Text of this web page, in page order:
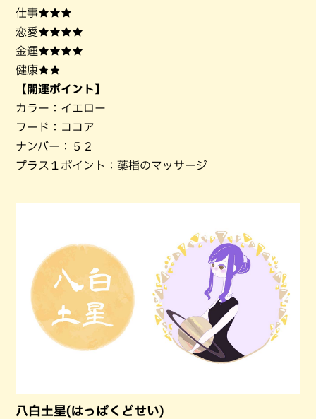
仕事★★★
恋愛★★★★
金運★★★★
健康★★
【開運ポイント】
カラー：イエロー
フード：ココア
ナンバー：５２
プラス１ポイント：薬指のマッサージ
八白土星(はっぱくどせい)